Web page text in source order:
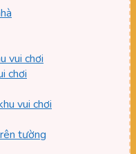
vui chơi
chơi
vui chơi
tường